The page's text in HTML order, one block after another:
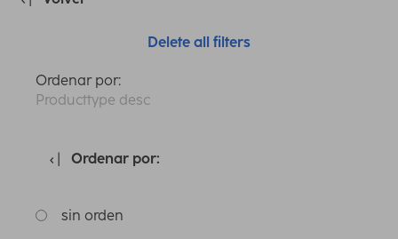
Delete all filters
Ordenar por:
Producttype desc
Ordenar por:
sin orden